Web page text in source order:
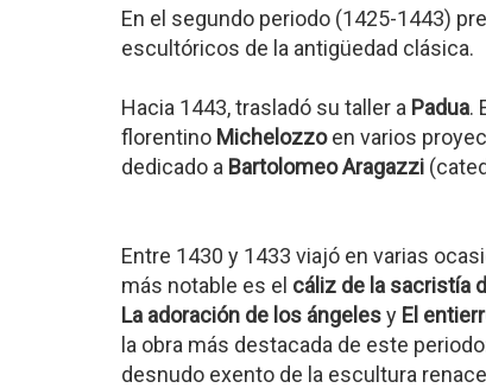
En el segundo periodo (1425-1443)
escultóricos de la antigüedad clásica.
Hacia 1443, trasladó su taller a Padua.
florentino Michelozzoen varios
dedicado a Bartolomeo Aragazzi
Entre 1430 y 1433 viajó en varias
más notable es el cáliz de la sacristía
La adoración de los ángelesy El
la obra más destacada de este
desnudo exento de la escultura